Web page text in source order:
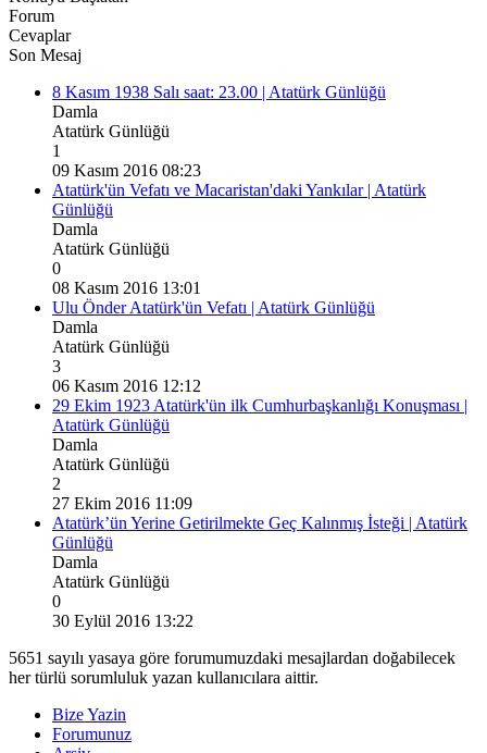
Forum
Cevaplar
Son Mesaj
8 Kasım 1938 Salı saat: 23.00 | Atatürk Günlüğü
Damla
Atatürk Günlüğü
1
09 Kasım 2016 08:23
Atatürk'ün Vefatı ve Macaristan'daki Yankılar | Atatürk
Günlüğü
Damla
Atatürk Günlüğü
0
08 Kasım 2016 13:01
Ulu Önder Atatürk'ün Vefatı | Atatürk Günlüğü
Damla
Atatürk Günlüğü
3
06 Kasım 2016 12:12
29 Ekim 1923 Atatürk'ün ilk Cumhurbaşkanlığı Konuşması |
Atatürk Günlüğü
Damla
Atatürk Günlüğü
2
27 Ekim 2016 11:09
Atatürk’ün Yerine Getirilmekte Geç Kalınmış İsteği | Atatürk
Günlüğü
Damla
Atatürk Günlüğü
0
30 Eylül 2016 13:22
5651 sayılı yasaya göre forumumuzdaki mesajlardan doğabilecek
her türlü sorumluluk yazan kullanıcılara aittir.
Bize Yazin
Forumunuz